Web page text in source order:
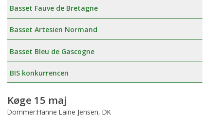
Basset Fauve de Bretagne
Basset Artesien Normand
Basset Bleu de Gascogne
BIS konkurrencen
Køge 15 maj
Dommer:Hanne Laine Jensen, DK